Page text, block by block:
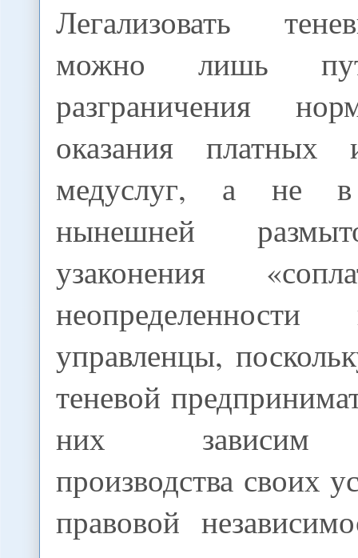
Легализовать
можно лишь
разграничения
оказания платных
медуслуг, а не в
нынешней
узаконения
управленцы,
теневой
них зависим
производства своих
правовой